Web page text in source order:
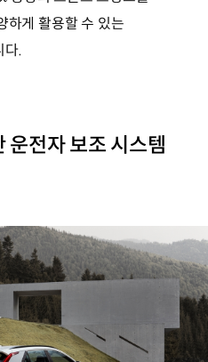
하게 활용할 수 있는
다.
운전자 보조 시스템